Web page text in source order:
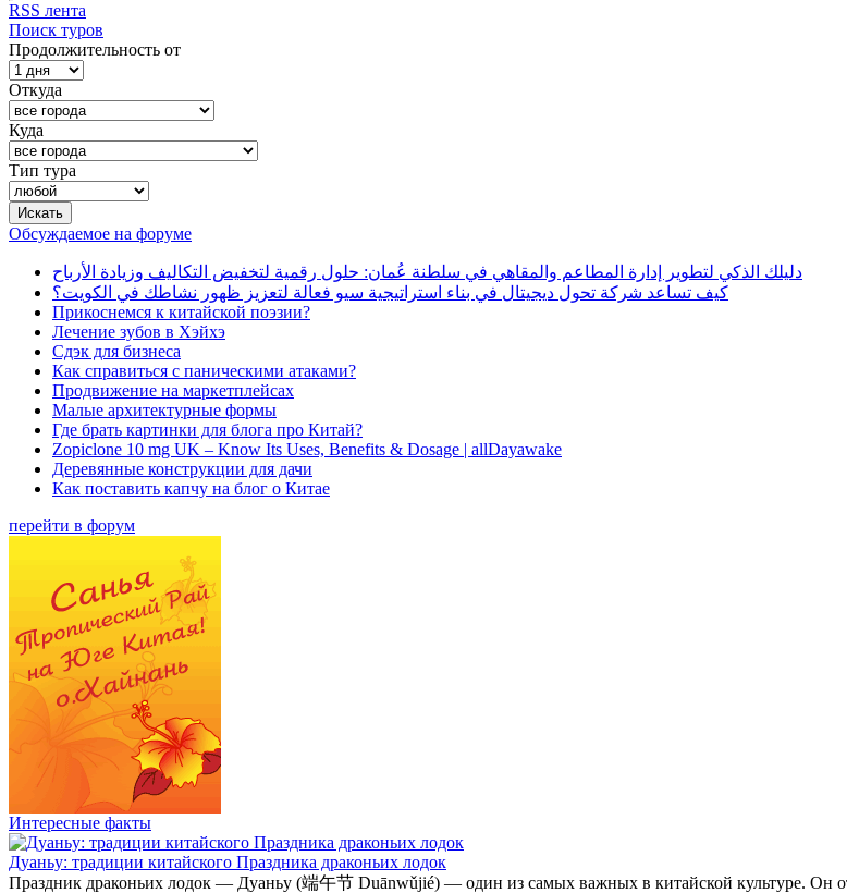
RSS лента
Поиск туров
Продолжительность от
Откуда
Куда
Тип тура
Обсуждаемое на форуме
دليلك الذكي لتطوير إدارة المطاعم والمقاهي في سلطنة عُمان: حلول رقمية لتخفيض التكاليف وزيادة الأرباح
كيف تساعد شركة تحول ديجيتال في بناء استراتيجية سيو فعالة لتعزيز ظهور نشاطك في الكويت؟
Прикоснемся к китайской поэзии?
Лечение зубов в Хэйхэ
Сдэк для бизнеса
Как справиться с паническими атаками?
Продвижение на маркетплейсах
Малые архитектурные формы
Где брать картинки для блога про Китай?
Zopiclone 10 mg UK – Know Its Uses, Benefits & Dosage | allDayawake
Деревянные конструкции для дачи
Как поставить капчу на блог о Китае
перейти в форум
Интересные факты
Дуаньу: традиции китайского Праздника драконьих лодок
Праздник драконьих лодок — Дуаньу (端午节 Duānwǔjié) — один из самых важных в китайской культуре. Он